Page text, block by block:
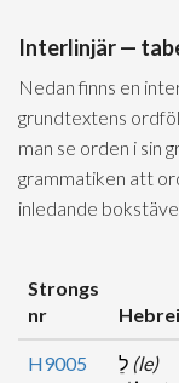
Interlinjär —
Nedan finns en
grundtextens
man se orden i sin
grammatiken att
inledande
Strongs
nr
H9005
(le)